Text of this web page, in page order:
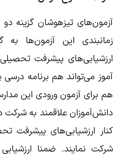
زمانبندی این آزمون‌ها
ارزشیابی‌های پیشرفت
آموز می‌تواند هم برنامه
هم برای آزمون ورودی این
دانش‌آموزان علاقمند به شرکت
کنار ارزشیابی‌های پیشرفت
شرکت نمایند. ضمنا